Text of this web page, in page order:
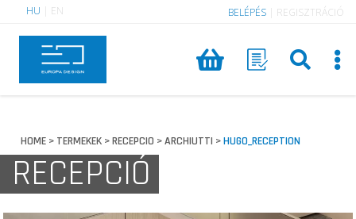
HU EN BELÉPÉS REGISZTRÁCIÓ
HOME > TERMEKEK >RECEPCIO >ARCHIUTTI >HUGO_RECEPTION
RECEPCIÓ